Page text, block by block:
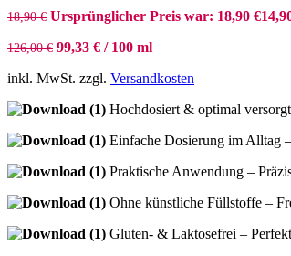
18,90€ Ursprünglicher Preis war: 18,90 €
126,00€ 99,33 € / 100 ml
inkl. MwSt. zzgl. Versandkosten
Hochdosiert & optimal
Einfache Dosierung im Alltag
Praktische Anwendung –
Ohne künstliche Füllstoffe –
Gluten- & Laktosefrei –